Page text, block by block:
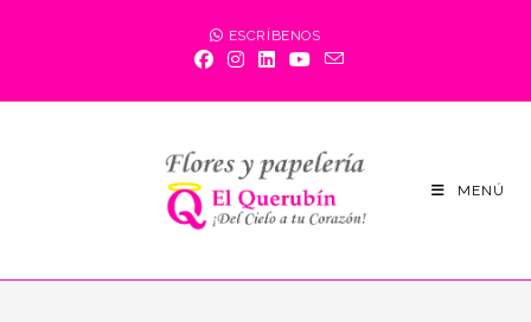
ESCRÍBENOS
MENÚ